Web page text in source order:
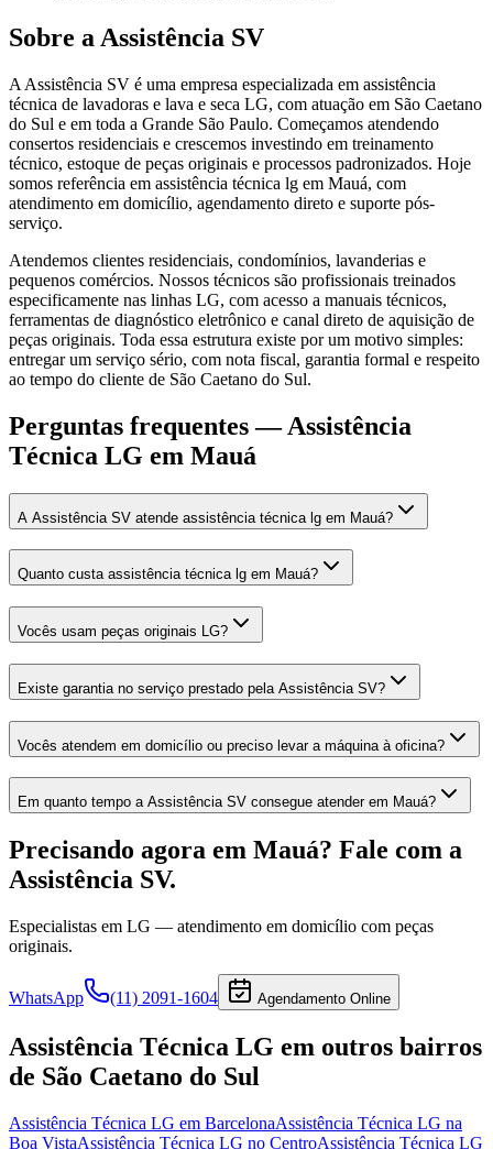
Sobre a Assistência SV
A Assistência SV é uma empresa especializada em assistência
técnica de lavadoras e lava e seca LG, com atuação em São Caetano
do Sul e em toda a Grande São Paulo. Começamos atendendo
consertos residenciais e crescemos investindo em treinamento
técnico, estoque de peças originais e processos padronizados. Hoje
somos referência em assistência técnica lg em Mauá, com
atendimento em domicílio, agendamento direto e suporte pós-
serviço.
Atendemos clientes residenciais, condomínios, lavanderias e
pequenos comércios. Nossos técnicos são profissionais treinados
especificamente nas linhas LG, com acesso a manuais técnicos,
ferramentas de diagnóstico eletrônico e canal direto de aquisição de
peças originais. Toda essa estrutura existe por um motivo simples:
entregar um serviço sério, com nota fiscal, garantia formal e respeito
ao tempo do cliente de São Caetano do Sul.
Perguntas frequentes —Assistência
Técnica LG em Mauá
A Assistência SV atende assistência técnica lg em Mauá?
Quanto custa assistência técnica lg em Mauá?
Vocês usam peças originais LG?
Existe garantia no serviço prestado pela Assistência SV?
Vocês atendem em domicílio ou preciso levar a máquina à oficina?
Em quanto tempo a Assistência SV consegue atender em Mauá?
Precisando agora em Mauá? Fale com a
Assistência SV.
Especialistas em LG — atendimento em domicílio com peças
originais.
WhatsApp (11) 2091-1604 Agendamento Online
Assistência Técnica LG em outros bairros
de São Caetano do Sul
Assistência Técnica LG em BarcelonaAssistência Técnica LG na
Boa VistaAssistência Técnica LG no CentroAssistência Técnica LG